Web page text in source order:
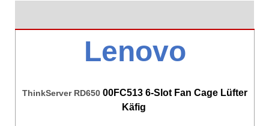
Lenovo
ThinkServer RD650 00FC513 6-Slot Fan Cage Lüfter
Käfig